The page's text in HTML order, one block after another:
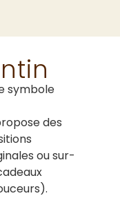
symbole
des
ou sur-